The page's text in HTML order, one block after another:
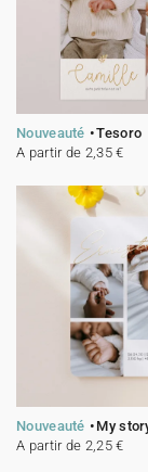
Nouveauté
Tesoro
A partir de 2,35 €
Nouveauté
My
A partir de 2,25 €